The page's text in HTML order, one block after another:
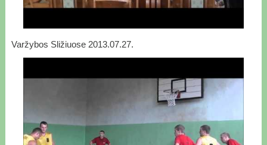
Varžybos Sližiuose 2013.07.27.